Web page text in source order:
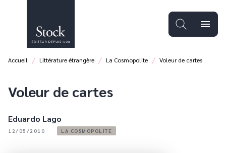
PIED DE PAGE
menu
Accueil / Littérature étrangère / La Cosmopolite / Voleur de cartes
Voleur de cartes
Eduardo Lago
12/05/2010 LA COSMOPOLITE